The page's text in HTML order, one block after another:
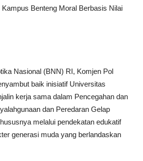
Benteng Moral Berbasis Nilai
Nasional (BNN) RI, Komjen Pol
baik inisiatif Universitas
kerja sama dalam Pencegahan dan
dan Peredaran Gelap
melalui pendekatan edukatif
generasi muda yang berlandaskan